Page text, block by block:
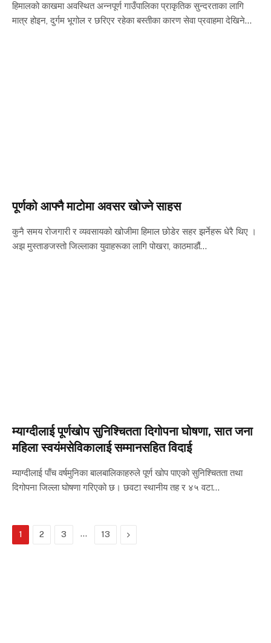
हिमालको काखमा अवस्थित अन्नपूर्ण गाउँपालिका प्राकृतिक सुन्दरताका लागि
मात्र होइन, दुर्गम भूगोल र छरिएर रहेका बस्तीका कारण सेवा प्रवाहमा देखिने…
पूर्णको आफ्नै माटोमा अवसर खोज्ने साहस
कुनै समय रोजगारी र व्यवसायको खोजीमा हिमाल छोडेर सहर झर्नेहरू धेरै थिए ।
अझ मुस्ताङजस्तो जिल्लाका युवाहरूका लागि पोखरा, काठमाडौं…
म्याग्दीलाई पूर्णखोप सुनिश्चितता दिगोपना घोषणा, सात जना
महिला स्वयंमसेविकालाई सम्मानसहित विदाई
म्याग्दीलाई पाँच वर्षमुनिका बालबालिकाहरुले पूर्ण खोप पाएको सुनिश्चितता तथा
दिगोपना जिल्ला घोषणा गरिएको छ। छवटा स्थानीय तह र ४५ वटा…
1 2 3 … 13 Next